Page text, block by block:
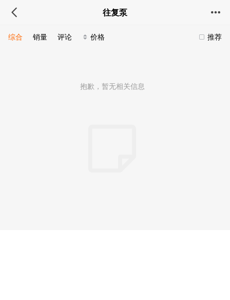
往复泵
推荐
综合 销量 评论 价格
抱歉，暂无相关信息